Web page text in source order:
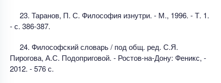
23. Таранов, П. С. Философия изнутри. - М., 1996. - Т. 1.
- с. 386-387.
24. Философский словарь / под общ. ред. С.Я.
Пирогова, А.С. Подоприговой. - Ростов-на-Дону: Феникс, -
2012. - 576 с.